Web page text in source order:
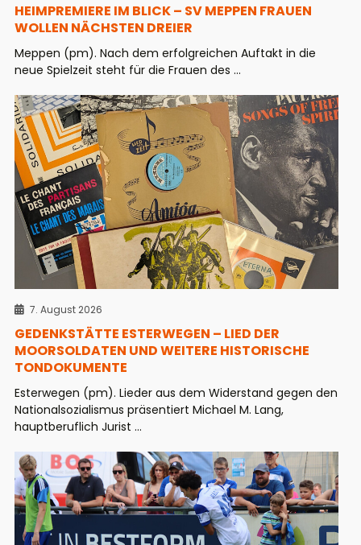
HEIMPREMIERE IM BLICK – SV MEPPEN FRAUEN
WOLLEN NÄCHSTEN DREIER
Meppen (pm). Nach dem erfolgreichen Auftakt in die
neue Spielzeit steht für die Frauen des ...
7. August 2026
GEDENKSTÄTTE ESTERWEGEN – LIED DER
MOORSOLDATEN UND WEITERE HISTORISCHE
TONDOKUMENTE
Esterwegen (pm). Lieder aus dem Widerstand gegen den
Nationalsozialismus präsentiert Michael M. Lang,
hauptberuflich Jurist ...